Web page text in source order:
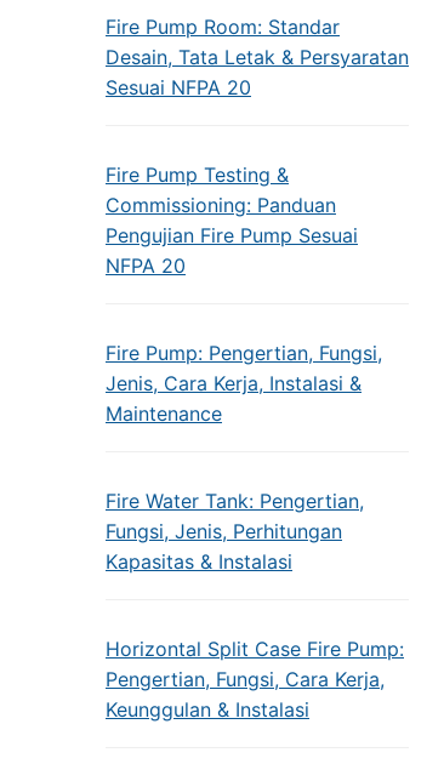
Fire Pump Room: Standar
Desain, Tata Letak & Persyaratan
Sesuai NFPA 20
Fire Pump Testing &
Commissioning: Panduan
Pengujian Fire Pump Sesuai
NFPA 20
Fire Pump: Pengertian, Fungsi,
Jenis, Cara Kerja, Instalasi &
Maintenance
Fire Water Tank: Pengertian,
Fungsi, Jenis, Perhitungan
Kapasitas & Instalasi
Horizontal Split Case Fire Pump:
Pengertian, Fungsi, Cara Kerja,
Keunggulan & Instalasi